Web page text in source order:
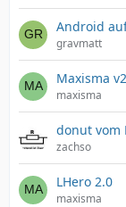
Android
gravmatt
Maxisma
maxisma
donut vom
zachso
LHero 2.0
maxisma